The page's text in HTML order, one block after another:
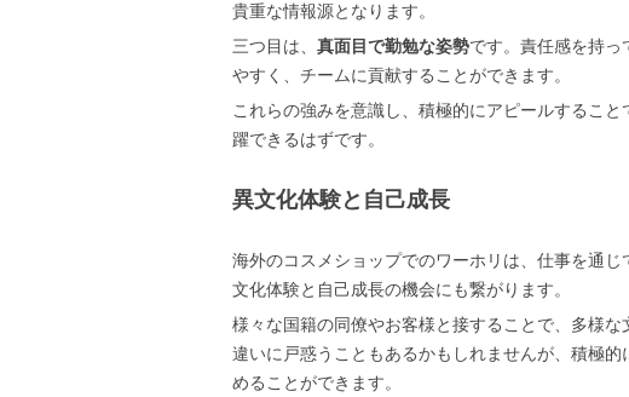
貴重な情報源となります。
三つ目は、 真面目で勤勉な姿勢です。責任感を持
やすく、チームに貢献することができます。
これらの強みを意識し、積極的にアピールするこ
躍できるはずです。
異文化体験と自己成長
海外のコスメショップでのワーホリは、仕事を通
文化体験と自己成長の機会にも繋がります。
様々な国籍の同僚やお客様と接することで、多様
違いに戸惑うこともあるかもしれませんが、積極
めることができます。